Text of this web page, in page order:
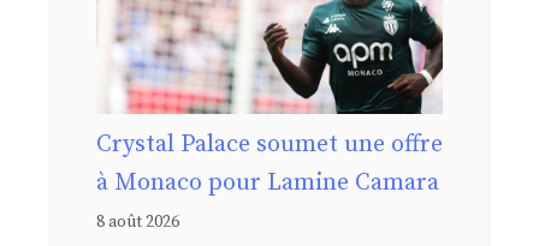
Crystal Palace soumet une offre
à Monaco pour Lamine Camara
8 août 2026